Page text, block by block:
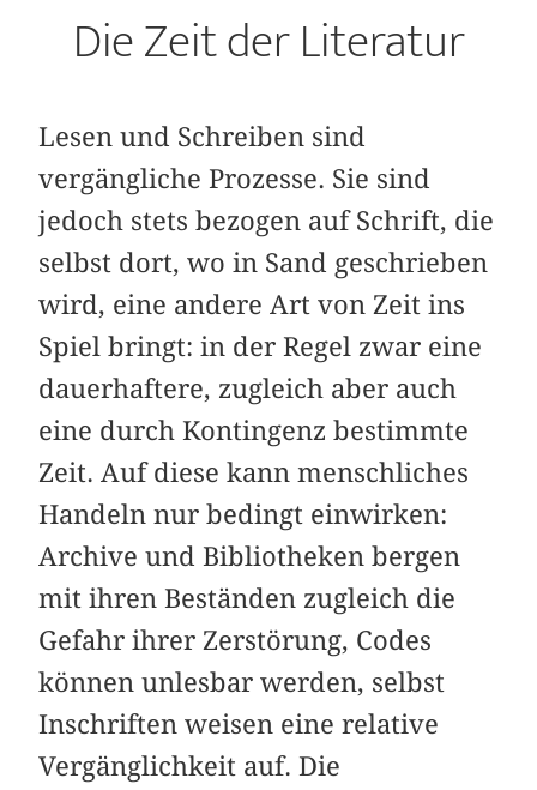
Die Zeit der Literatur
Lesen und Schreiben sind
vergängliche Prozesse. Sie sind
jedoch stets bezogen auf Schrift, die
selbst dort, wo in Sand geschrieben
wird, eine andere Art von Zeit ins
Spiel bringt: in der Regel zwar eine
dauerhaftere, zugleich aber auch
eine durch Kontingenz bestimmte
Zeit. Auf diese kann menschliches
Handeln nur bedingt einwirken:
Archive und Bibliotheken bergen
mit ihren Beständen zugleich die
Gefahr ihrer Zerstörung, Codes
können unlesbar werden, selbst
Inschriften weisen eine relative
Vergänglichkeit auf. Die